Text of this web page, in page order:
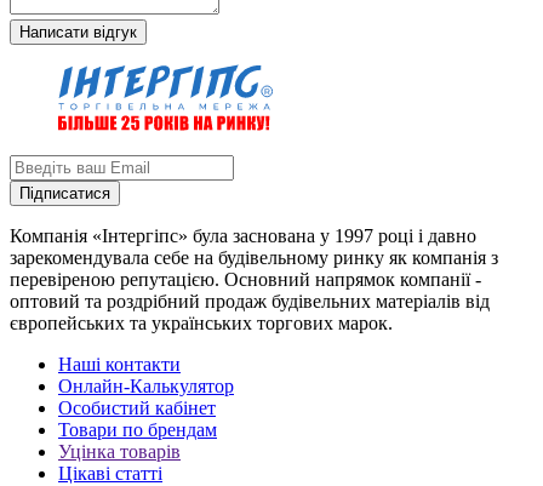
Написати відгук
Підписатися
Компанія «Інтергіпс» була заснована у 1997 році і давно
зарекомендувала себе на будівельному ринку як компанія з
перевіреною репутацією. Основний напрямок компанії -
оптовий та роздрібний продаж будівельних матеріалів від
європейських та українських торгових марок.
Наші контакти
Онлайн-Калькулятор
Особистий кабінет
Товари по брендам
Уцінка товарів
Цікаві статті